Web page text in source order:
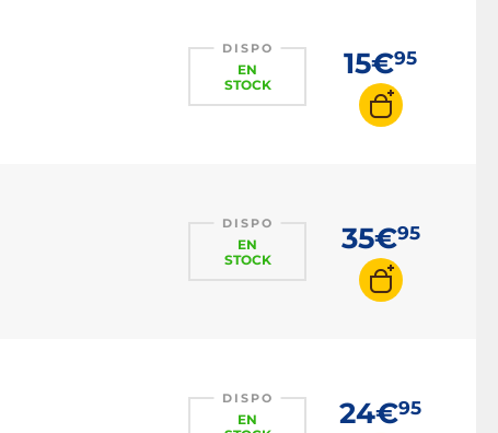
Figurines manga
Figurines jeux vidéo
Figurines Dragon Ball
Figurines Harry Potter
Figurines Marvel
Figurines Seigneur des
DISPO
EN
STOCK
15€95
DISPO
EN
STOCK
35€95
DISPO
EN
24€95